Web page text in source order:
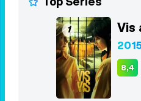
Hugh Laurie